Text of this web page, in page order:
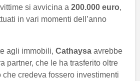
si avvicina a 200.000 euro,
in vari momenti dell’anno
agli immobili, Cathaysa avrebbe
partner, che le ha trasferito oltre
che credeva fossero investimenti